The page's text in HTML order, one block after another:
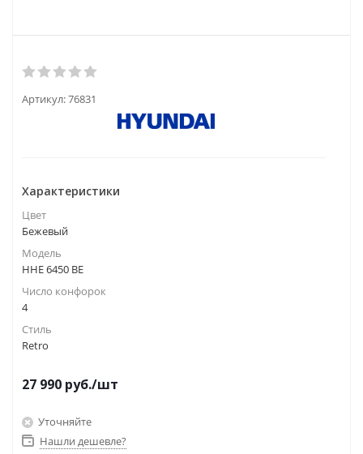
Артикул:76831
Характеристики
Цвет
Бежевый
Модель
HHE 6450 BE
Число конфорок
4
Стиль
Retro
27 990 руб./шт
Уточняйте
Нашли дешевле?